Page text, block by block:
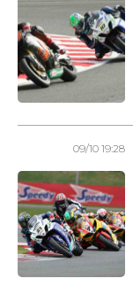
09/10 19:28